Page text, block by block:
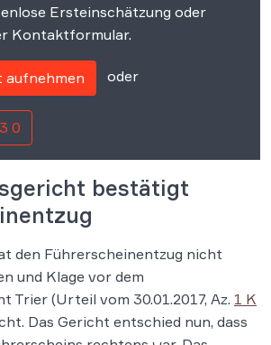
Ersteinschätzung oder
Kontaktformular.
oder
0
bestätigt
den Führerscheinentzug nicht
und Klage vor dem
Trier (Urteil vom 30.01.2017, Az. 1 K
Das Gericht entschied nun, dass